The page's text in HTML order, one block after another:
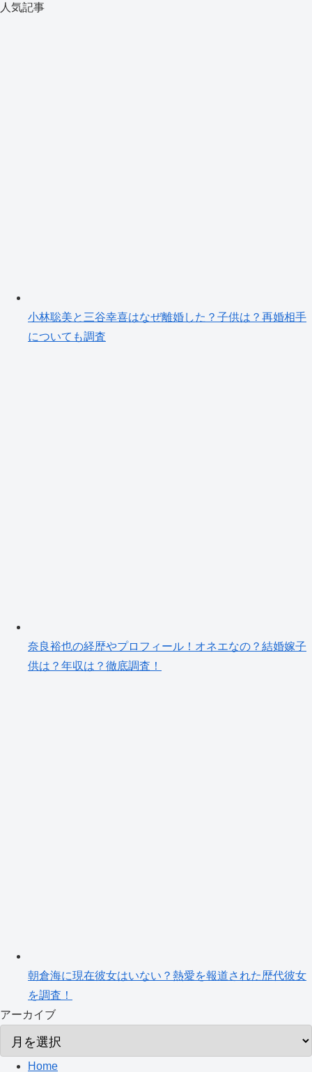
人気記事
小林聡美と三谷幸喜はなぜ離婚した？子供は？再婚相手
についても調査
奈良裕也の経歴やプロフィール！オネエなの？結婚嫁子
供は？年収は？徹底調査！
朝倉海に現在彼女はいない？熱愛を報道された歴代彼女
を調査！
アーカイブ
Home